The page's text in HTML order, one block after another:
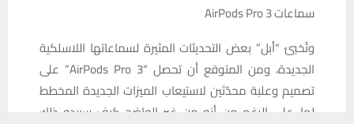
سماعات AirPods Pro 3
وتُخبئ “أبل” بعض التحديثات المثيرة لسماعاتها اللاسلكية
الجديدة، ومن المتوقع أن تحصل “AirPods Pro 3” على
تصميم وعلبة محدّثين لاستيعاب الميزات الجديدة المخطط
لها، على الرغم من أنه من غير الواضح كيف سيبدو ذلك